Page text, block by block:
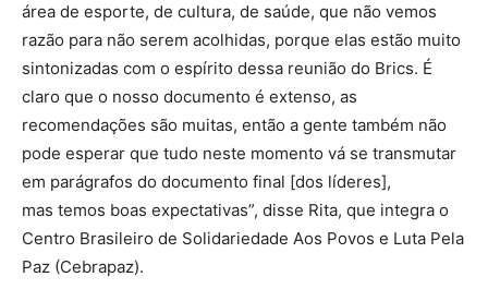
área de esporte, de cultura, de saúde, que não vemos
razão para não serem acolhidas, porque elas estão muito
sintonizadas com o espírito dessa reunião do Brics. É
claro que o nosso documento é extenso, as
recomendações são muitas, então a gente também não
pode esperar que tudo neste momento vá se transmutar
em parágrafos do documento final [dos líderes],
mas temos boas expectativas”, disse Rita, que integra o
Centro Brasileiro de Solidariedade Aos Povos e Luta Pela
Paz (Cebrapaz).